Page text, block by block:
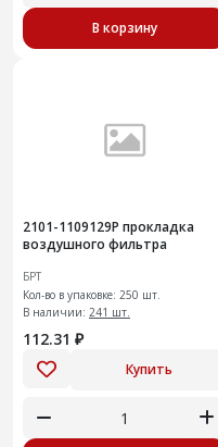
В корзину
2101-1109129Р прокладка
воздушного фильтра
БРТ
Кол-во в упаковке: 250 шт.
В наличии: 241 шт.
112.31 ₽
Купить